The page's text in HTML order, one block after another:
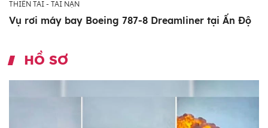
THIÊN TAI - TAI NẠN
Vụ rơi máy bay Boeing 787-8 Dreamliner tại Ấn Độ
HỒ SƠ